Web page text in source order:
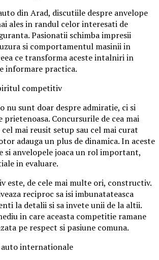
din Arad, discutiile despre anvelope
ales in randul celor interesati de
Pasionatii schimba impresii
si comportamentul masinii in
ce transforma aceste intalniri in
informare practica.
competitiv
nu sunt doar despre admiratie, ci si
Concursurile de cea mai
mai reusit setup sau cel mai curat
adauga un plus de dinamica. In aceste
si anvelopele joaca un rol important,
in evaluare.
este, de cele mai multe ori, constructiv.
reciproc sa isi imbunatateasca
la detalii si sa invete unii de la altii.
in care aceasta competitie ramane
pe respect si pasiune comuna.
internationale